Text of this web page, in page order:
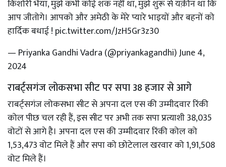
किशोरी भैया, मुझे कभी कोई शक नहीं था, मुझे शुरू से यक़ीन था कि
आप जीतोगे। आपको और अमेठी के मेरे प्यारे भाइयों और बहनों को
हार्दिक बधाई ! pic.twitter.com/JzH5Gr3z30
— Priyanka Gandhi Vadra (@priyankagandhi)June 4,
2024
राबर्ट्सगंज लोकसभा सीट पर सपा 38 हजार से आगे
राबर्ट्सगंज लोकसभा सीट से अपना दल एस की उम्मीदवार रिंकी
कोल पीछ चल रही हैं, इस सीट पर अभी तक सपा प्रत्याशी 38,035
वोटों से आगे है। अपना दल एस की उम्मीदवार रिंकी कोल को
1,53,473 वोट मिले हैं और सपा को छोटेलाल खरवार को 1,91,508
वोट मिले हैं।